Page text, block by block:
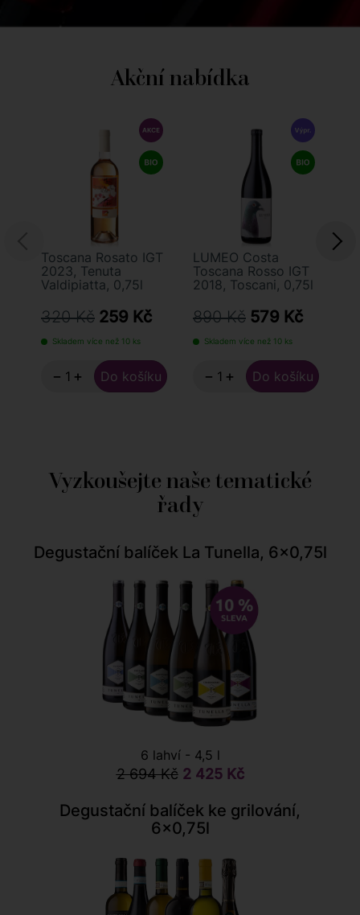
Akční nabídka
Toscana Rosato IGT
2023, Tenuta
Valdipiatta, 0,75l
320 Kč 259 Kč
Skladem více než 10 ks
− +
LUMEO Costa
Toscana Rosso IGT
2018, Toscani, 0,75l
890 Kč 579 Kč
Skladem více než 10 ks
− +
Vyzkoušejte naše tematické
řady
Degustační balíček La Tunella, 6x0,75l
6 lahví - 4,5 l
2 694 Kč 2 425 Kč
Degustační balíček ke grilování,
6x0,75l